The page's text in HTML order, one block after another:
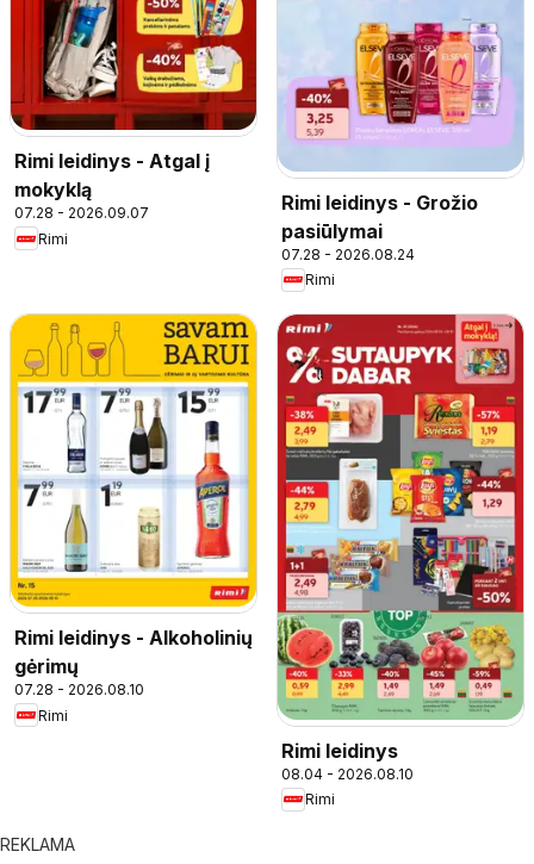
Rimi leidinys - Atgal į
mokyklą
07.28 - 2026.09.07
Rimi
Rimi leidinys - Grožio
pasiūlymai
07.28 - 2026.08.24
Rimi
Rimi leidinys - Alkoholinių
gėrimų
07.28 - 2026.08.10
Rimi
Rimi leidinys
08.04 - 2026.08.10
Rimi
REKLAMA